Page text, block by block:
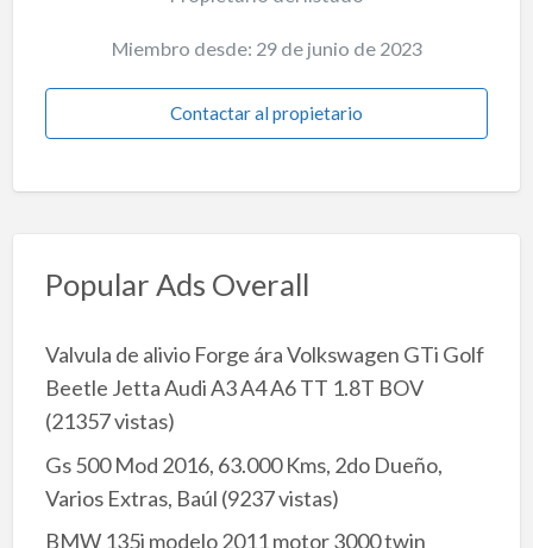
Miembro desde: 29 de junio de 2023
Contactar al propietario
Popular Ads Overall
Valvula de alivio Forge ára Volkswagen GTi Golf
Beetle Jetta Audi A3 A4 A6 TT 1.8T BOV
(21357 vistas)
Gs 500 Mod 2016, 63.000 Kms, 2do Dueño,
Varios Extras, Baúl (9237 vistas)
BMW 135i modelo 2011 motor 3000 twin